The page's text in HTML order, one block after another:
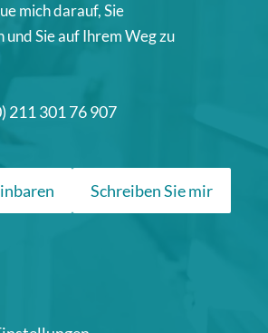
mich darauf, Sie
und Sie auf Ihrem Weg zu
211 301 76 907
Schreiben Sie mir